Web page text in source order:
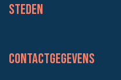
Steden
Contactgegevens